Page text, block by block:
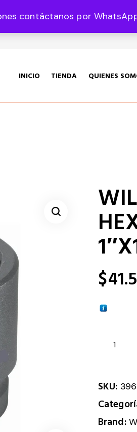
contáctanos por
INICIO TIENDA QUIENES
$
SKU:
Brand: